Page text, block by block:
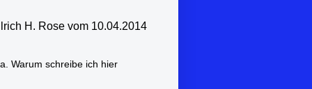
H. Rose vom 10.04.2014
Warum schreibe ich hier